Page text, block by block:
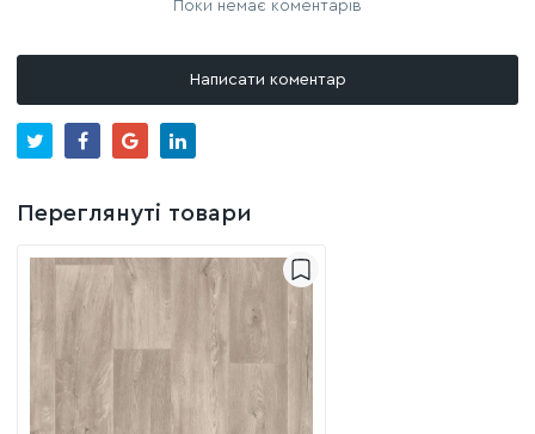
Поки немає коментарів
Написати коментар
Переглянуті товари